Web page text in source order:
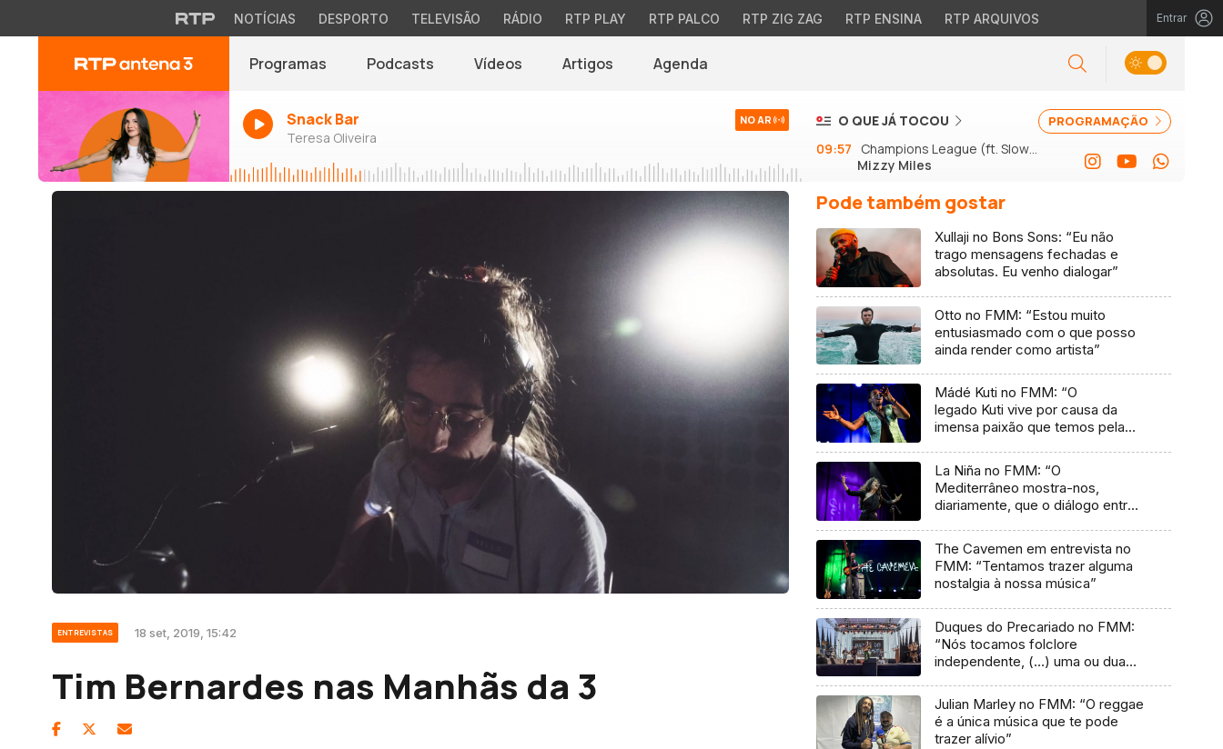
NOTÍCIAS DESPORTO TELEVISÃO RÁDIO RTP PLAY RTP PALCO RTP ZIG ZAG RTP ENSINA RTP ARQUIVOS Entrar
Programas Podcasts Vídeos Artigos Agenda
Snack Bar
Teresa Oliveira
NO AR PROGRAMAÇÃO
O QUE JÁ TOCOU
09:57
Champions League (ft. Slow J
e GSon)
Mizzy Miles
ENTREVISTAS 18 set, 2019, 15:42
Tim Bernardes nas Manhãs da 3
Pode também gostar
Xullaji no Bons Sons: “Eu não
trago mensagens fechadas e
absolutas. Eu venho dialogar”
Otto no FMM: “Estou muito
entusiasmado com o que posso
ainda render como artista”
Mádé Kuti no FMM: “O
legado Kuti vive por causa da
imensa paixão que temos pela
La Niña no FMM: “O
Mediterrâneo mostra-nos,
diariamente, que o diálogo entre
The Cavemen em entrevista no
FMM: “Tentamos trazer alguma
nostalgia à nossa música”
Duques do Precariado no FMM:
“Nós tocamos folclore
independente, (…) uma ou duas
Julian Marley no FMM: “O reggae
é a única música que te pode
trazer alívio”